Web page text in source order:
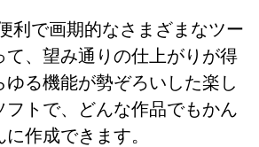
利で画期的なさまざまなツー
て、望み通りの仕上がりが得
ゆる機能が勢ぞろいした楽し
フトで、どんな作品でもかん
に作成できます。